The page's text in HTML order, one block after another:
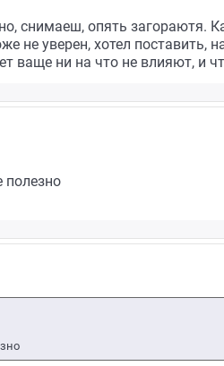
снимаеш, опять загораютя.
не уверен, хотел поставить,
ваще ни на что не влияют, и